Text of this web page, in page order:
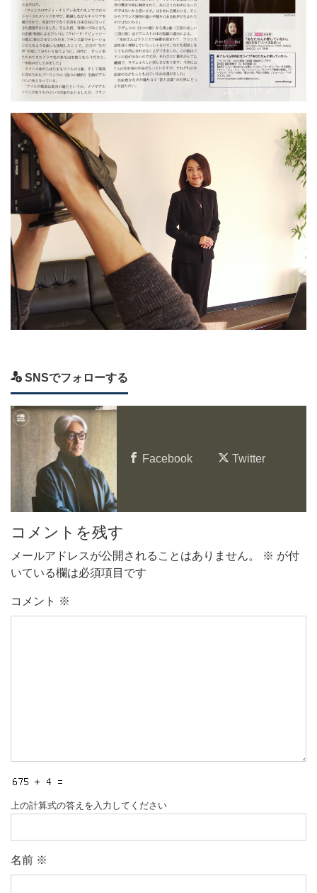
SNSでフォローする
Facebook Twitter
コメントを残す
メールアドレスが公開されることはありません。 ※ が付
いている欄は必須項目です
コメント ※
上の計算式の答えを入力してください
名前 ※